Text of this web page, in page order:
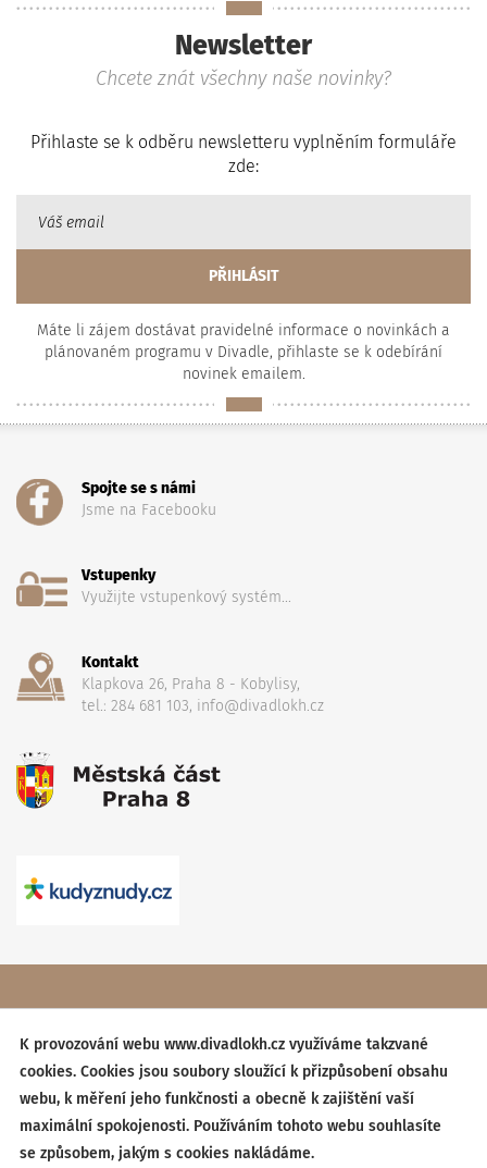
Newsletter
Chcete znát všechny naše novinky?
Přihlaste se k odběru newsletteru vyplněním formuláře
zde:
Máte li zájem dostávat pravidelné informace o novinkách a
plánovaném programu v Divadle, přihlaste se k odebírání
novinek emailem.
Spojte se s námi
Jsme na Facebooku
Vstupenky
Využijte vstupenkový systém...
Kontakt
Klapkova 26, Praha 8 - Kobylisy,
tel.: 284 681 103, info@divadlokh.cz
vyhrazena,Obchodní podmínky
Created by:BESTSITE| Design: StudioSCHNEIDER
K provozování webu www.divadlokh.cz využíváme takzvané
cookies. Cookies jsou soubory sloužící k přizpůsobení obsahu
webu, k měření jeho funkčnosti a obecně k zajištění vaší
maximální spokojenosti. Používáním tohoto webu souhlasíte
se způsobem, jakým s cookies nakládáme.